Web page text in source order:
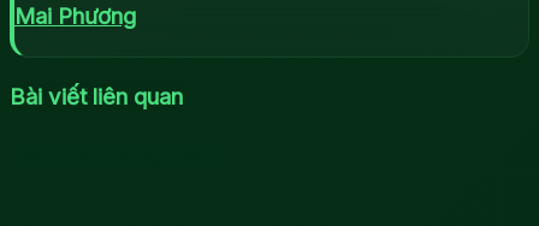
Mai Phương
Bài viết liên quan